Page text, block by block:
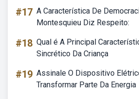
#17 A Característica De
Montesquieu Diz Respeito:
#18 Qual é A Principal
Sincrético Da Criança
#19 Assinale O Dispositivo
Transformar Parte Da Energia